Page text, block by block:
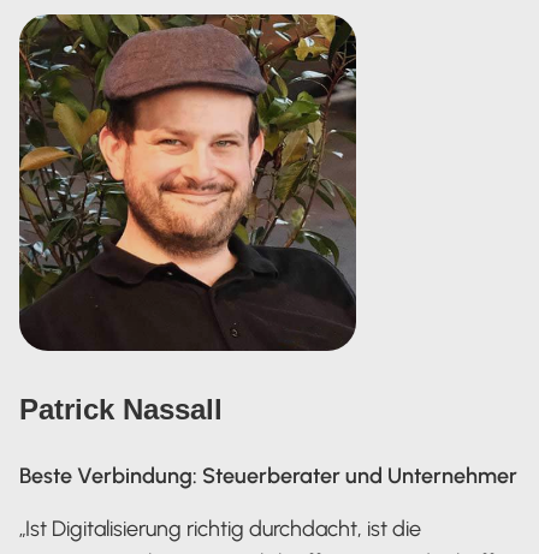
Patrick Nassall
Beste Verbindung: Steuerberater und Unternehmer
„Ist Digitalisierung richtig durchdacht, ist die